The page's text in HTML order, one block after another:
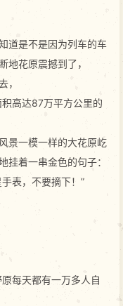
道是不是因为列车的车
地花原震撼到了，
，
高达87万平方公里的
景一模一样的大花原屹
挂着一串金色的句子：
表，不要摘下！”
每天都有一万多人自